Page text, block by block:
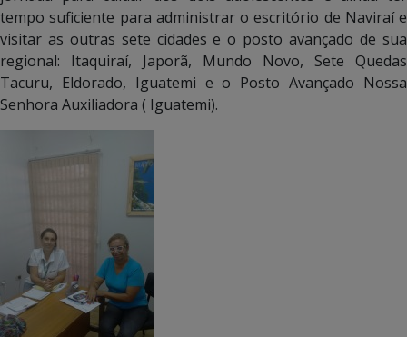
tempo suficiente para administrar o escritório de Naviraí e
visitar as outras sete cidades e o posto avançado de sua
regional: Itaquiraí, Japorã, Mundo Novo, Sete Quedas
Tacuru, Eldorado, Iguatemi e o Posto Avançado Nossa
Senhora Auxiliadora ( Iguatemi).